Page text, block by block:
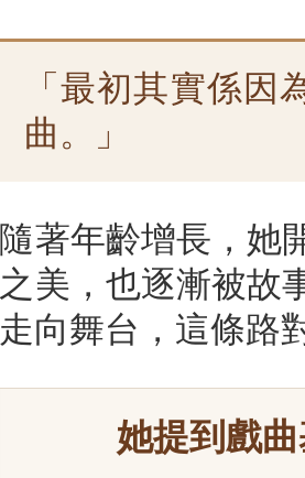
「最初其實係因
曲。」
隨著年齡增長，她
之美，也逐漸被故
走向舞台，這條路
她提到戲